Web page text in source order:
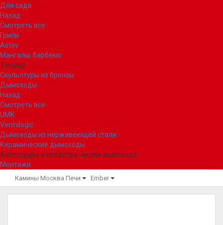
Для сада
Назад
Смотреть все
Грили
Astov
Мангалы, барбекю
Тандыр
Скульптуры из бронзы
Дымоходы
Назад
Смотреть все
UMK
Vermilogic
Дымоходы из нержавеющей стали
Керамические дымоходы
Аксессуары и средства чистки дымохода
Монтажи
Камины Москва Печи Ember